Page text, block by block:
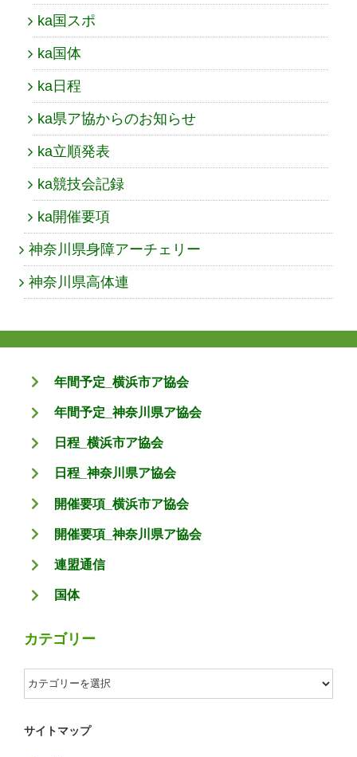
ka国スポ
ka国体
ka日程
ka県ア協からのお知らせ
ka立順発表
ka競技会記録
ka開催要項
神奈川県身障アーチェリー
神奈川県高体連
年間予定_横浜市ア協会
年間予定_神奈川県ア協会
日程_横浜市ア協会
日程_神奈川県ア協会
開催要項_横浜市ア協会
開催要項_神奈川県ア協会
連盟通信
国体
カテゴリー
カ
テ
ゴ
サイトマップ